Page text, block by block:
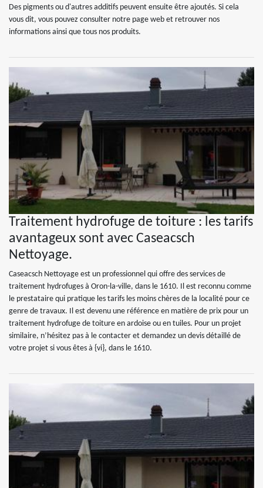
Des pigments ou d'autres additifs peuvent ensuite être ajoutés. Si cela
vous dit, vous pouvez consulter notre page web et retrouver nos
informations ainsi que tous nos produits.
Traitement hydrofuge de toiture : les tarifs
avantageux sont avec Caseacsch
Nettoyage.
Caseacsch Nettoyage est un professionnel qui offre des services de
traitement hydrofuges à Oron-la-ville, dans le 1610. Il est reconnu comme
le prestataire qui pratique les tarifs les moins chères de la localité pour ce
genre de travaux. Il est devenu une référence en matière de prix pour un
traitement hydrofuge de toiture en ardoise ou en tuiles. Pour un projet
similaire, n’hésitez pas à le contacter et demandez un devis détaillé de
votre projet si vous êtes à {vi}, dans le 1610.